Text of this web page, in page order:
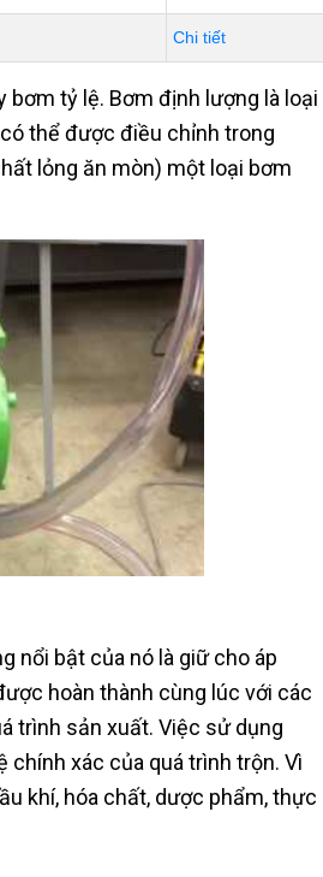
Chi tiết
tỷ lệ. Bơm định lượng là loại
thể được điều chỉnh trong
lỏng ăn mòn) một loại bơm
nổi bật của nó là giữ cho áp
hoàn thành cùng lúc với các
trình sản xuất. Việc sử dụng
xác của quá trình trộn. Vì
khí, hóa chất, dược phẩm, thực